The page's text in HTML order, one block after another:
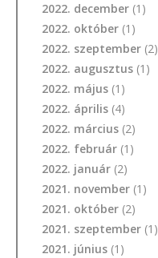
2022. december (1)
2022. október (1)
2022. szeptember (2)
2022. augusztus (1)
2022. május (1)
2022. április (4)
2022. március (2)
2022. február (1)
2022. január (2)
2021. november (1)
2021. október (2)
2021. szeptember (1)
2021. június (1)